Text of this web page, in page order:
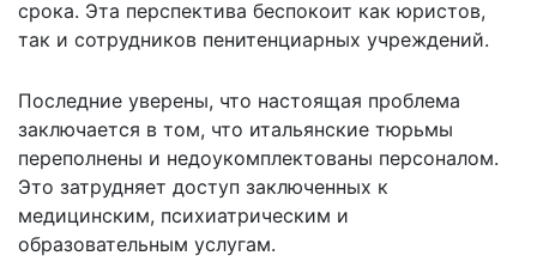
срока. Эта перспектива беспокоит как юристов,
так и сотрудников пенитенциарных учреждений.
Последние уверены, что настоящая проблема
заключается в том, что итальянские тюрьмы
переполнены и недоукомплектованы персоналом.
Это затрудняет доступ заключенных к
медицинским, психиатрическим и
образовательным услугам.